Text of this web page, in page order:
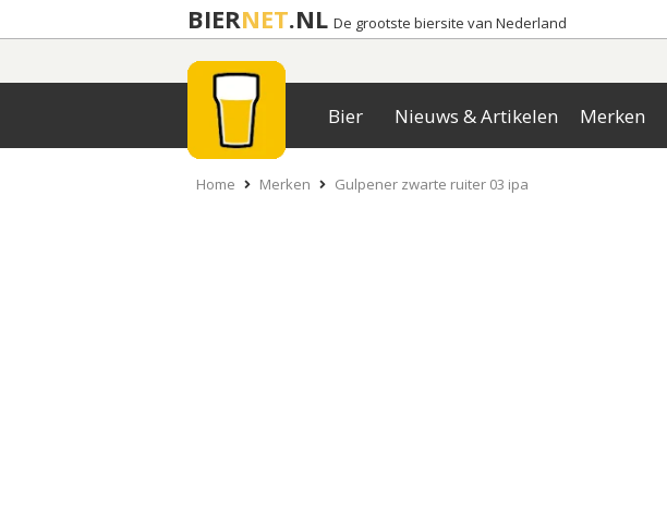
BIERNET.NL De grootste biersite van Nederland
Bier Nieuws & Artikelen Merken
Home Merken Gulpener zwarte ruiter 03 ipa